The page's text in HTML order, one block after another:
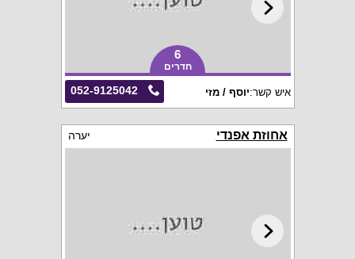
6
חדרים
052-9125042 איש קשר:יוסף / מזי
אחוזת אפנדי יערה